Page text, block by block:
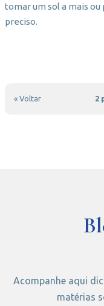
tomar um sol a mais
preciso.
« Voltar 2
Acompanhe aqui
matérias